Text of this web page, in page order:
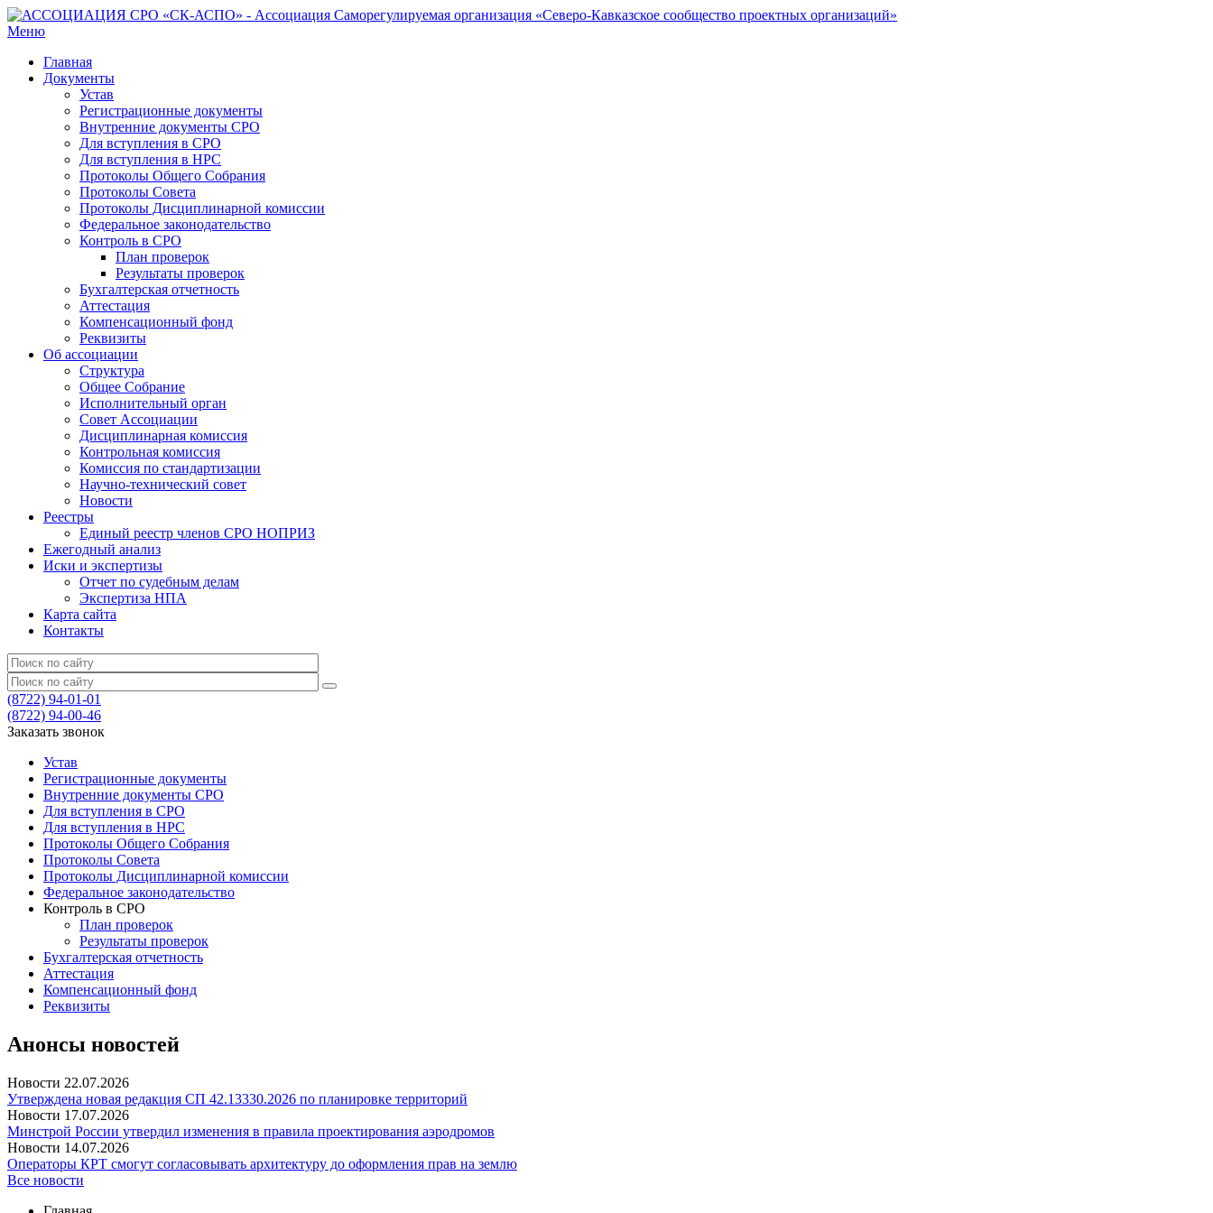
Меню
Главная
Документы
Устав
Регистрационные документы
Внутренние документы СРО
Для вступления в СРО
Для вступления в НРС
Протоколы Общего Собрания
Протоколы Совета
Протоколы Дисциплинарной комиссии
Федеральное законодательство
Контроль в СРО
План проверок
Результаты проверок
Бухгалтерская отчетность
Аттестация
Компенсационный фонд
Реквизиты
Об ассоциации
Структура
Общее Собрание
Исполнительный орган
Совет Ассоциации
Дисциплинарная комиссия
Контрольная комиссия
Комиссия по стандартизации
Научно-технический совет
Новости
Реестры
Единый реестр членов СРО НОПРИЗ
Ежегодный анализ
Иски и экспертизы
Отчет по судебным делам
Экспертиза НПА
Карта сайта
Контакты
(8722) 94-01-01
(8722) 94-00-46
Заказать звонок
Устав
Регистрационные документы
Внутренние документы СРО
Для вступления в СРО
Для вступления в НРС
Протоколы Общего Собрания
Протоколы Совета
Протоколы Дисциплинарной комиссии
Федеральное законодательство
Контроль в СРО
План проверок
Результаты проверок
Бухгалтерская отчетность
Аттестация
Компенсационный фонд
Реквизиты
Анонсы новостей
Новости 22.07.2026
Утверждена новая редакция СП 42.13330.2026 по планировке территорий
Новости 17.07.2026
Минстрой России утвердил изменения в правила проектирования аэродромов
Новости 14.07.2026
Операторы КРТ смогут согласовывать архитектуру до оформления прав на землю
Все новости